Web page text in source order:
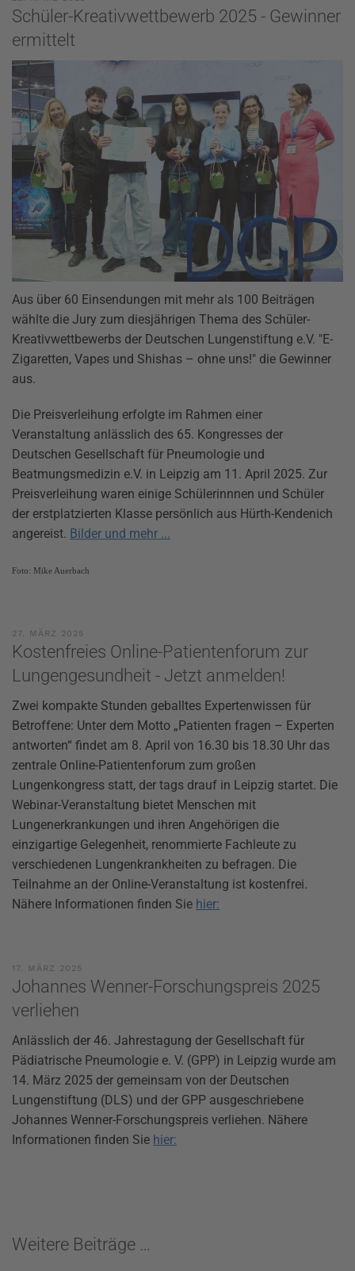
Schüler-Kreativwettbewerb 2025 - Gewinner
ermittelt
Aus über 60 Einsendungen mit mehr als 100 Beiträgen
wählte die Jury zum diesjährigen Thema des Schüler-
Kreativwettbewerbs der Deutschen Lungenstiftung e.V. "E-
Zigaretten, Vapes und Shishas – ohne uns!" die Gewinner
aus.
Die Preisverleihung erfolgte im Rahmen einer
Veranstaltung anlässlich des 65. Kongresses der
Deutschen Gesellschaft für Pneumologie und
Beatmungsmedizin e.V. in Leipzig am 11. April 2025. Zur
Preisverleihung waren einige Schülerinnnen und Schüler
der erstplatzierten Klasse persönlich aus Hürth-Kendenich
angereist. Bilder und mehr ...
Foto: Mike Auerbach
27. MÄRZ 2025
Kostenfreies Online-Patientenforum zur
Lungengesundheit - Jetzt anmelden!
Zwei kompakte Stunden geballtes Expertenwissen für
Betroffene: Unter dem Motto „Patienten fragen – Experten
antworten“ findet am 8. April von 16.30 bis 18.30 Uhr das
zentrale Online-Patientenforum zum großen
Lungenkongress statt, der tags drauf in Leipzig startet. Die
Webinar-Veranstaltung bietet Menschen mit
Lungenerkrankungen und ihren Angehörigen die
einzigartige Gelegenheit, renommierte Fachleute zu
verschiedenen Lungenkrankheiten zu befragen. Die
Teilnahme an der Online-Veranstaltung ist kostenfrei.
Nähere Informationen finden Sie hier:
17. MÄRZ 2025
Johannes Wenner-Forschungspreis 2025
verliehen
Anlässlich der 46. Jahrestagung der Gesellschaft für
Pädiatrische Pneumologie e. V. (GPP) in Leipzig wurde am
14. März 2025 der gemeinsam von der Deutschen
Lungenstiftung (DLS) und der GPP ausgeschriebene
Johannes Wenner-Forschungspreis verliehen. Nähere
Informationen finden Sie hier:
Weitere Beiträge …